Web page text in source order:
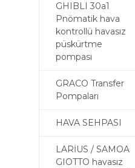
GHIBLI 30a1
Pnömatik hava
kontrollü havasız
püskürtme
pompası
GRACO Transfer
Pompaları
HAVA SEHPASI
LARİUS / SAMOA
GIOTTO havasız